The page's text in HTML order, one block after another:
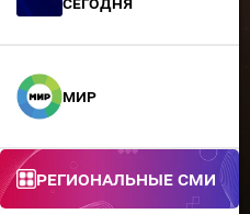
МИР
Региональные СМИ